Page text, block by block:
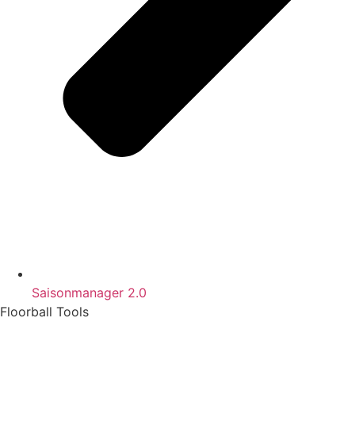
Saisonmanager 2.0
Floorball Tools